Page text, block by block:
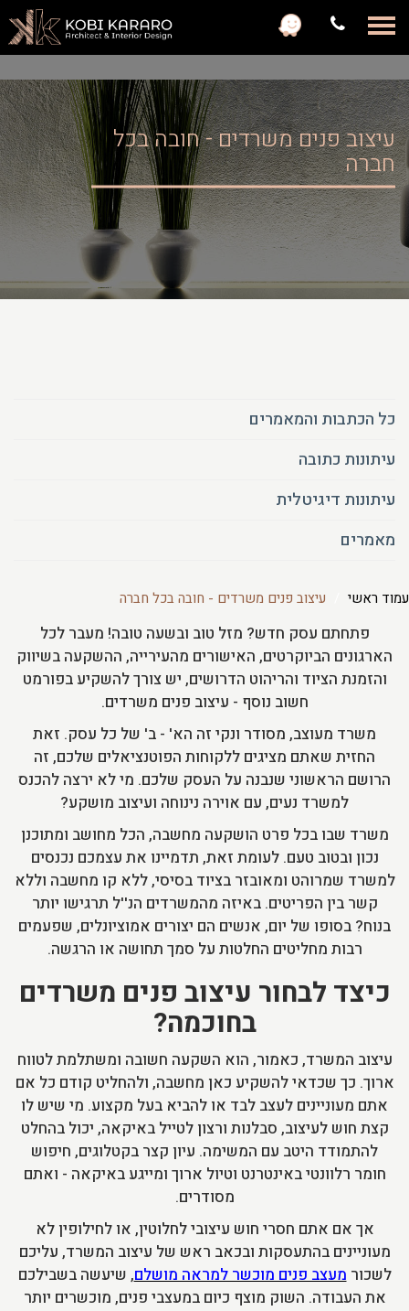
עיצוב פנים משרדים - חובה בכל
חברה
כל הכתבות והמאמרים
עיתונות כתובה
עיתונות דיגיטלית
מאמרים
עמוד ראשי עיצוב פנים משרדים - חובה בכל חברה
פתחתם עסק חדש? מזל טוב ובשעה טובה! מעבר לכל
הארגונים הביוקרטים, האישורים מהעירייה, ההשקעה בשיווק
והזמנת הציוד והריהוט הדרושים, יש צורך להשקיע בפורמט
חשוב נוסף - עיצוב פנים משרדים.
משרד מעוצב, מסודר ונקי זה הא' - ב' של כל עסק. זאת
החזית שאתם מציגים ללקוחות הפוטנציאלים שלכם, זה
הרושם הראשוני שנבנה על העסק שלכם. מי לא ירצה להכנס
למשרד נעים, עם אוירה נינוחה ועיצוב מושקע?
משרד שבו בכל פרט הושקעה מחשבה, הכל מחושב ומתוכנן
נכון ובטוב טעם. לעומת זאת, תדמיינו את עצמכם נכנסים
למשרד שמרוהט ומאובזר בציוד בסיסי, ללא קו מחשבה וללא
קשר בין הפריטים. באיזה מהמשרדים הנ''ל תרגישו יותר
בנוח? בסופו של יום, אנשים הם יצורים אמוציונלים, שפעמים
רבות מחליטים החלטות על סמך תחושה או הרגשה.
כיצד לבחור עיצוב פנים משרדים
בחוכמה?
עיצוב המשרד, כאמור, הוא השקעה חשובה ומשתלמת לטווח
ארוך. כך שכדאי להשקיע כאן מחשבה, ולהחליט קודם כל אם
אתם מעוניינים לעצב לבד או להביא בעל מקצוע. מי שיש לו
קצת חוש לעיצוב, סבלנות ורצון לטייל באיקאה, יכול בהחלט
להתמודד היטב עם המשימה. עיון קצר בקטלוגים, חיפוש
חומר רלוונטי באינטרנט וטיול ארוך ומייגע באיקאה - ואתם
מסודרים.
אך אם אתם חסרי חוש עיצובי לחלוטין, או לחילופין לא
מעוניינים בהתעסקות ובכאב ראש של עיצוב המשרד, עליכם
לשכורמעצב פנים מוכשר למראה מושלם, שיעשה בשבילכם
את העבודה. השוק מוצף כיום במעצבי פנים, מוכשרים יותר